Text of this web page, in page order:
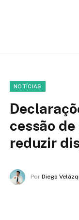
NOTÍCIAS
cessão
reduzir
Por Diego